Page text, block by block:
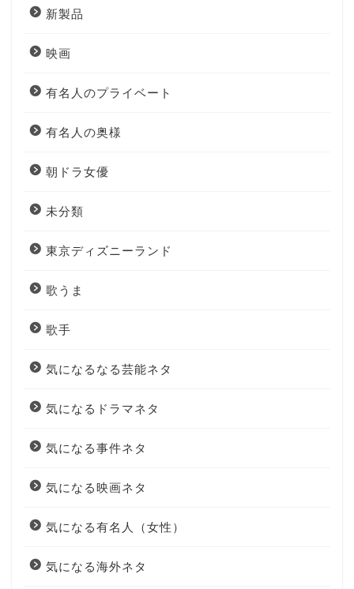
新製品
映画
有名人のプライベート
有名人の奥様
朝ドラ女優
未分類
東京ディズニーランド
歌うま
歌手
気になるなる芸能ネタ
気になるドラマネタ
気になる事件ネタ
気になる映画ネタ
気になる有名人（女性）
気になる海外ネタ